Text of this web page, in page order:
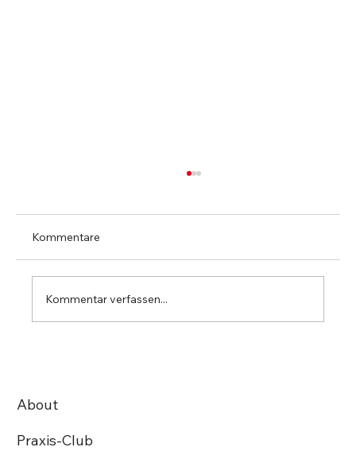
Kommentare
Kommentar verfassen...
About
Praxis-Club